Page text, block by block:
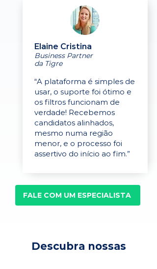
Elaine Cristina
Business Partner
da Tigre
“A plataforma é simples de
usar, o suporte foi ótimo e
os filtros funcionam de
verdade! Recebemos
candidatos alinhados,
mesmo numa região
menor, e o processo foi
assertivo do início ao fim.”
FALE COM UM ESPECIALISTA
Descubra nossas